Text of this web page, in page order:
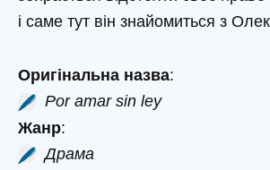
і саме тут він знайомиться з
Оригінальна назва:
Por amar sin ley
Жанр:
Драма